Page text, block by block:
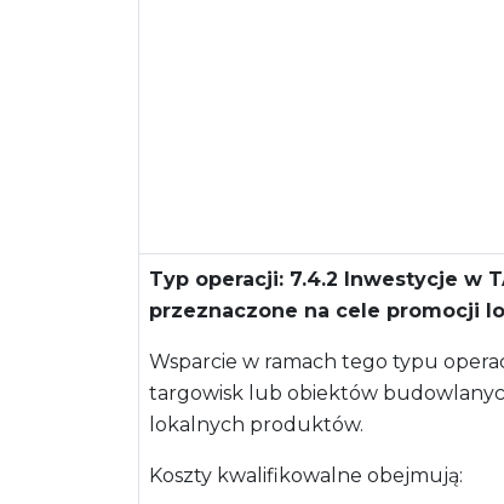
Typ operacji: 7.4.2 Inwestycje w
przeznaczone na cele promocji
Wsparcie w ramach tego typu
targowisk lub obiektów
lokalnych produktów.
Koszty kwalifikowalne obejmują: